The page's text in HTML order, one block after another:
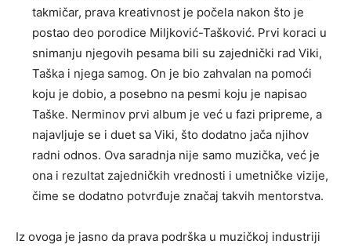
takmičar, prava kreativnost je počela nakon što je
postao deo porodice Miljković-Tašković. Prvi koraci u
snimanju njegovih pesama bili su zajednički rad Viki,
Taška i njega samog. On je bio zahvalan na pomoći
koju je dobio, a posebno na pesmi koju je napisao
Taške. Nerminov prvi album je već u fazi pripreme, a
najavljuje se i duet sa Viki, što dodatno jača njihov
radni odnos. Ova saradnja nije samo muzička, već je
ona i rezultat zajedničkih vrednosti i umetničke vizije,
čime se dodatno potvrđuje značaj takvih mentorstva.
Iz ovoga je jasno da prava podrška u muzičkoj industriji